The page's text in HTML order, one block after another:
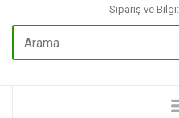
Sipariş ve Bilgi: